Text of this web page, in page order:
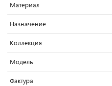
Материал
Назначение
Коллекция
Модель
Фактура